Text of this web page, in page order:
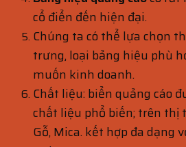
cổ điển đến hiện đại.
Chúng ta có thể lựa chọn
trưng, loại bảng hiệu phù
muốn kinh doanh.
Chất liệu: biển quảng cáo
chất liệu phổ biến; trên thị
Gỗ, Mica. kết hợp đa dạng